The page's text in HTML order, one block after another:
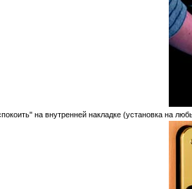
на внутренней накладке (установка на